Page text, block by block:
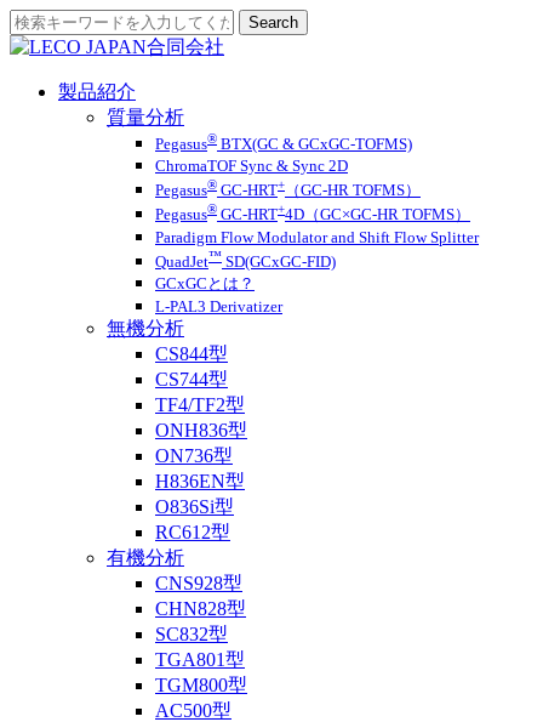
製品紹介
質量分析
Pegasus® BTX(GC & GCxGC-TOFMS)
ChromaTOF Sync & Sync 2D
Pegasus® GC-HRT+
（GC-HR TOFMS）
Pegasus® GC-HRT+4D（GC×GC-HR TOFMS）
Paradigm Flow Modulator and Shift Flow Splitter
QuadJet™ SD(GCxGC-FID)
GCxGCとは？
L-PAL3 Derivatizer
無機分析
CS844型
CS744型
TF4/TF2型
ONH836型
ON736型
H836EN型
O836Si型
RC612型
有機分析
CNS928型
CHN828型
SC832型
TGA801型
TGM800型
AC500型